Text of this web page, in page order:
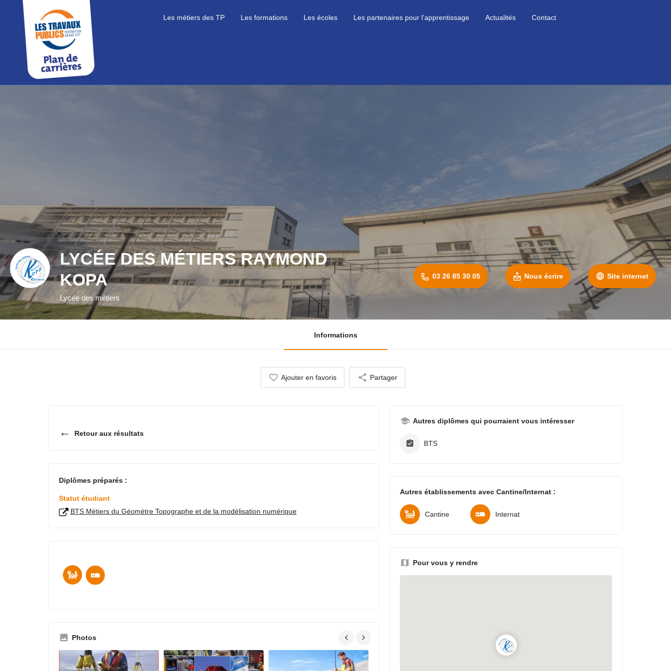
Les métiers des TP Les formations Les écoles Les partenaires pour l’apprentissage Actualités Contact
LYCÉE DES MÉTIERS RAYMOND
KOPA
Lycée des métiers
03 26 85 30 05 Nous écrire Site internet
Informations
Ajouter en favoris Partager
← Retour aux résultats
Diplômes préparés :
Statut étudiant
BTS Métiers du Géomètre Topographe et de la modélisation numérique
Photos
Autres diplômes qui pourraient vous intéresser
BTS
Autres établissements avec Cantine/Internat :
Cantine Internat
Pour vous y rendre